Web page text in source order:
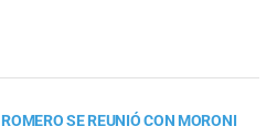
ROMERO SE REUNIÓ CON MORONI